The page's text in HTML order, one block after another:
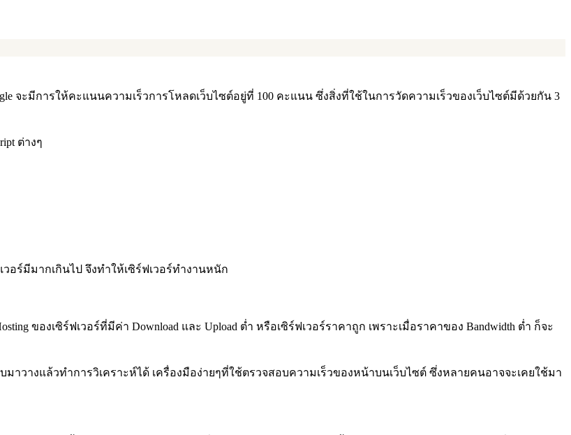
จะมีการให้คะแนนความเร็วการโหลดเว็บไซต์อยู่ที่ 100 คะแนน ซึ่งสิ่งที่ใช้ในการวัดความเร็วของเว็บไซต์มีด้วยกัน 3
ต่างๆ
อร์มีมากเกินไป จึงทำให้เซิร์ฟเวอร์ทำงานหนัก
ของเซิร์ฟเวอร์ที่มีค่า Download และ Upload ต่ำ หรือเซิร์ฟเวอร์ราคาถูก เพราะเมื่อราคาของ Bandwidth ต่ำ ก็จะ
ว็บมาวางแล้วทำการวิเคราะห์ได้ เครื่องมือง่ายๆที่ใช้ตรวจสอบความเร็วของหน้าบนเว็บไซต์ ซึ่งหลายคนอาจจะเคยใช้มา